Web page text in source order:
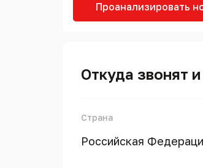
Проанализировать
Откуда звонят
Страна
Российская